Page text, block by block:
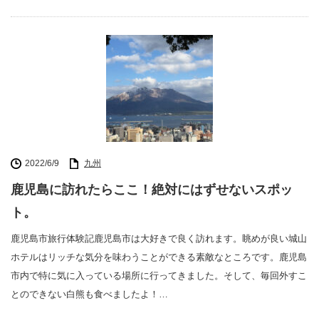
2022/6/9 九州
鹿児島に訪れたらここ！絶対にはずせないスポッ
ト。
鹿児島市旅行体験記鹿児島市は大好きで良く訪れます。眺めが良い城山
ホテルはリッチな気分を味わうことができる素敵なところです。鹿児島
市内で特に気に入っている場所に行ってきました。そして、毎回外すこ
とのできない白熊も食べましたよ！…